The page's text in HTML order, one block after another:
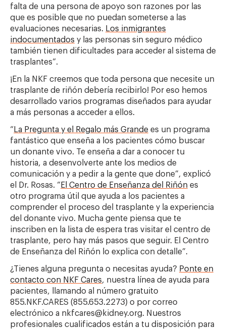
falta de una persona de apoyo son razones por las
que es posible que no puedan someterse a las
evaluaciones necesarias. Los inmigrantes
indocumentados y las personas sin seguro médico
también tienen dificultades para acceder al sistema de
trasplantes”.
¡En la NKF creemos que toda persona que necesite un
trasplante de riñón debería recibirlo! Por eso hemos
desarrollado varios programas diseñados para ayudar
a más personas a acceder a ellos.
“ La Pregunta y el Regalo más Grande es un programa
fantástico que enseña a los pacientes cómo buscar
un donante vivo. Te enseña a dar a conocer tu
historia, a desenvolverte ante los medios de
comunicación y a pedir a la gente que done”, explicó
el Dr. Rosas. “ El Centro de Enseñanza del Riñón es
otro programa útil que ayuda a los pacientes a
comprender el proceso del trasplante y la experiencia
del donante vivo. Mucha gente piensa que te
inscriben en la lista de espera tras visitar el centro de
trasplante, pero hay más pasos que seguir. El Centro
de Enseñanza del Riñón lo explica con detalle”.
¿Tienes alguna pregunta o necesitas ayuda? Ponte en
contacto con NKF Cares, nuestra línea de ayuda para
pacientes, llamando al número gratuito
855.NKF.CARES (855.653.2273) o por correo
electrónico a nkfcares@kidney.org. Nuestros
profesionales cualificados están a tu disposición para